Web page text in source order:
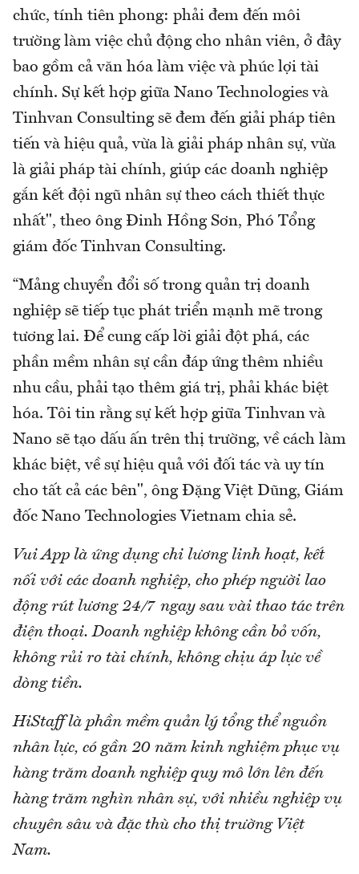
chức, tính tiên phong: phải đem đến môi
trường làm việc chủ động cho nhân viên, ở đây
bao gồm cả văn hóa làm việc và phúc lợi tài
chính. Sự kết hợp giữa Nano Technologies và
Tinhvan Consulting sẽ đem đến giải pháp tiên
tiến và hiệu quả, vừa là giải pháp nhân sự, vừa
là giải pháp tài chính, giúp các doanh nghiệp
gắn kết đội ngũ nhân sự theo cách thiết thực
nhất", theo ông Đinh Hồng Sơn, Phó Tổng
giám đốc Tinhvan Consulting.
“Mảng chuyển đổi số trong quản trị doanh
nghiệp sẽ tiếp tục phát triển mạnh mẽ trong
tương lai. Để cung cấp lời giải đột phá, các
phần mềm nhân sự cần đáp ứng thêm nhiều
nhu cầu, phải tạo thêm giá trị, phải khác biệt
hóa. Tôi tin rằng sự kết hợp giữa Tinhvan và
Nano sẽ tạo dấu ấn trên thị trường, về cách làm
khác biệt, về sự hiệu quả với đối tác và uy tín
cho tất cả các bên", ông Đặng Việt Dũng, Giám
đốc Nano Technologies Vietnam chia sẻ.
Vui App là ứng dụng chi lương linh hoạt, kết
nối với các doanh nghiệp, cho phép người lao
động rút lương 24/7 ngay sau vài thao tác trên
điện thoại. Doanh nghiệp không cần bỏ vốn,
không rủi ro tài chính, không chịu áp lực về
dòng tiền.
HiStaff là phần mềm quản lý tổng thể nguồn
nhân lực, có gần 20 năm kinh nghiệm phục vụ
hàng trăm doanh nghiệp quy mô lớn lên đến
hàng trăm nghìn nhân sự, với nhiều nghiệp vụ
chuyên sâu và đặc thù cho thị trường Việt
Nam.